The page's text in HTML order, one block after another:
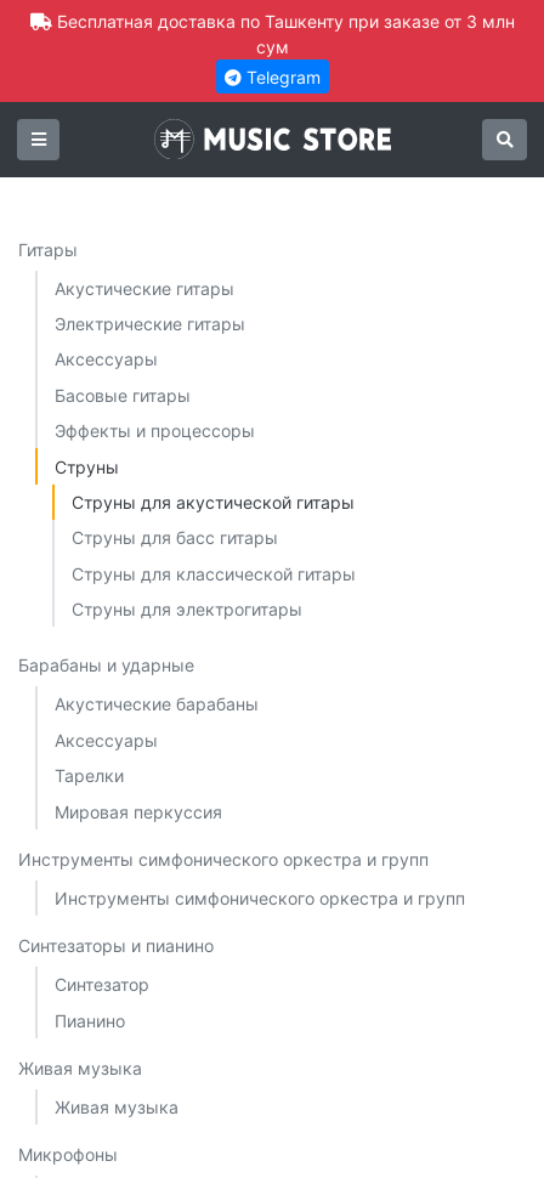
Бесплатная доставка по Ташкенту при заказе от 3 млн
сум
Telegram
Гитары
Акустические гитары
Электрические гитары
Аксессуары
Басовые гитары
Эффекты и процессоры
Струны
Струны для акустической гитары
Струны для басс гитары
Струны для классической гитары
Струны для электрогитары
Барабаны и ударные
Акустические барабаны
Аксессуары
Тарелки
Мировая перкуссия
Инструменты симфонического оркестра и групп
Инструменты симфонического оркестра и групп
Синтезаторы и пианино
Синтезатор
Пианино
Живая музыка
Живая музыка
Микрофоны